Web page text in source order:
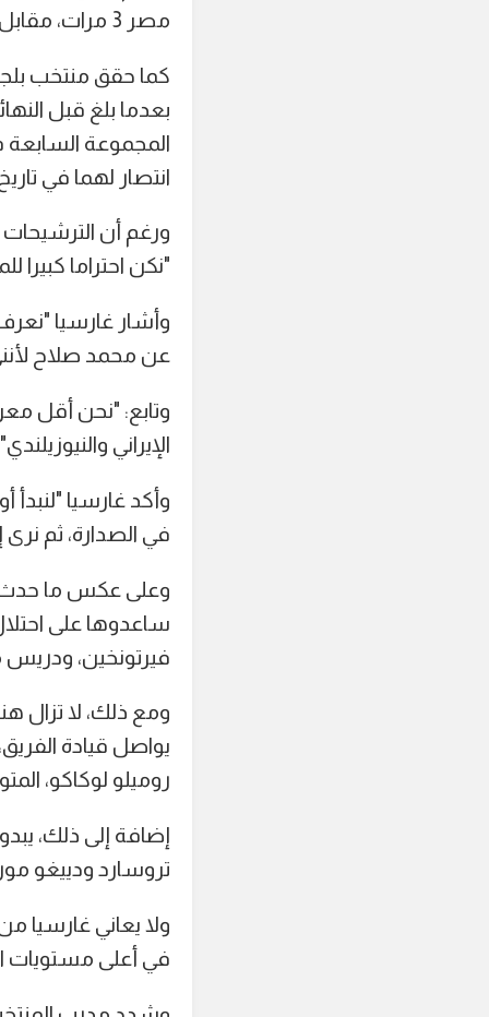
مصر 3 مرات، مقابل 6 مرات لإيران، ومرتين فقط لنيوزيلندا حتى الآن.
كما حقق منتخب
المجموعة السابعة
انتصار لهما في
ورغم أن
"نكن احتراما كبيرا
وأشار غارسيا
عن محمد صلاح
وتابع: "نحن أقل
الإيراني
وأكد غارسيا
في الصدارة، ثم
فيرتونخين، ودريس
ومع ذلك، لا تزال
يواصل قيادة
روميلو لوكاكو،
إضافة إلى ذلك،
تروسارد ودييغو
ولا يعاني غارسيا
في أعلى مستويات